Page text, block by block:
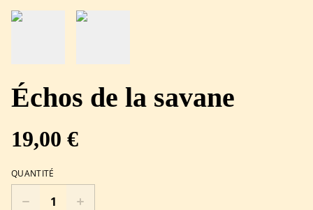
Échos de la savane
19,00 €
QUANTITÉ